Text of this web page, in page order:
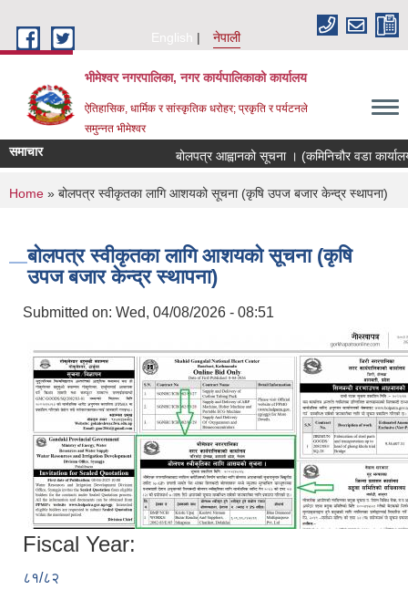
English
नेपाली
भीमेश्वर नगरपालिका, नगर कार्यपालिकाको कार्यालय
ऐतिहासिक, धार्मिक र सांस्कृतिक धरोहर; प्रकृति र पर्यटनले
समुन्नत भीमेश्वर
समाचार बोलपत्र आह्वानको सूचना । (कमिनिचौर वडा
You are here
Home » बोलपत्र स्वीकृतका लागि आशयको सूचना (कृषि उपज बजार केन्द्र स्थापना)
बोलपत्र स्वीकृतका लागि आशयको सूचना (कृषि
उपज बजार केन्द्र स्थापना)
Submitted on: Wed, 04/08/2026 - 08:51
Fiscal Year:
८१/८२